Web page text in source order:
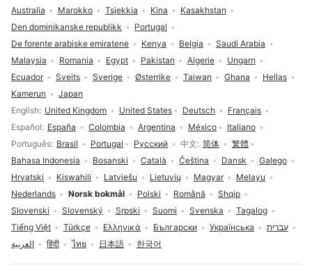
Språkvalg
English United Kingdom United States Deutsch
Français
Español
España Colombia Argentina México
Italiano
Português Brasil Portugal Русский 中文 简体
繁體
Bahasa Indonesia
Bosanski Català Čeština Dansk
Galego
Hrvatski
Kiswahili Latviešu Lietuvių Magyar
Melayu
Nederlands
Norsk bokmål Polski Română
Shqip
Slovenski
Slovenský Srpski Suomi Svenska
Tagalog
Tiếng Việt
Türkçe Ελληνικά Български Українська
עברית
العربية
हिंदी ไทย 日本語 한국어
Australia
Marokko Tsjekkia Kina
Kasakhstan
Den dominikanske republikk
Portugal
De forente arabiske emiratene
Kenya Belgia
Saudi Arabia
Malaysia
Romania Egypt Pakistan Algerie
Ungarn
Ecuador
Sveits Sverige Østerrike Taiwan Ghana
Hellas
Kamerun
Japan